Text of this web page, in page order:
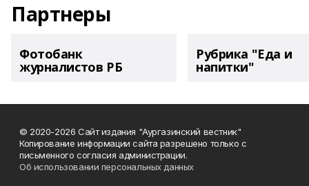
Партнеры
Фотобанк
журналистов РБ
Рубрика "Еда и
напитки"
© 2020-2026 Сайт издания "Аургазинский вестник"
Копирование информации сайта разрешено только с
письменного согласия администрации.
Об использовании персональных данных